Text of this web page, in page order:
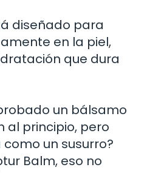
diseñado para
en la piel,
que dura
un bálsamo
al principio, pero
un susurro?
Balm, eso no